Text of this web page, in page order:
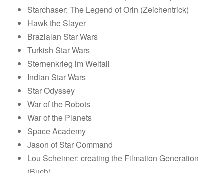
Starchaser: The Legend of Orin (Zeichentrick)
Hawk the Slayer
Brazialan Star Wars
Turkish Star Wars
Sternenkrieg im Weltall
Indian Star Wars
Star Odyssey
War of the Robots
War of the Planets
Space Academy
Jason of Star Command
Lou Scheimer: creating the Filmation Generation